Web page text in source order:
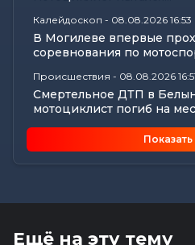
Калейдоскоп - 08.08.2026 16:53
В Могилеве впервые
соревнования по
Происшествия - 08.08.2026
Смертельное ДТП в
мотоциклист погиб на
Погода 9 августа в
осадков и комфортные...
Готовим вкусно |
Ещё на эту тему